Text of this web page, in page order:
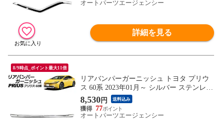
オートパーツエージェンシー
詳細を見る
8/9時点_ポイント最大11倍
リアバンパーガーニッシュ トヨタ プリウ
ス 60系 2023年01月～ シルバー ステンレス
製 AP-XT2404
8,530円 送料込み
77
オートパーツエージェンシー